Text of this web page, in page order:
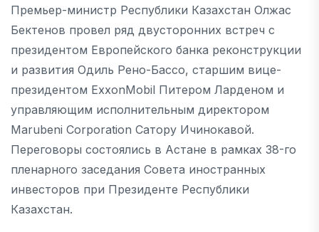
Премьер-министр Республики Казахстан Олжас
Бектенов провел ряд двусторонних встреч с
президентом Европейского банка реконструкции
и развития Одиль Рено-Бассо, старшим вице-
президентом ExxonMobil Питером Ларденом и
управляющим исполнительным директором
Marubeni Corporation Сатору Ичинокавой.
Переговоры состоялись в Астане в рамках 38-го
пленарного заседания Совета иностранных
инвесторов при Президенте Республики
Казахстан.